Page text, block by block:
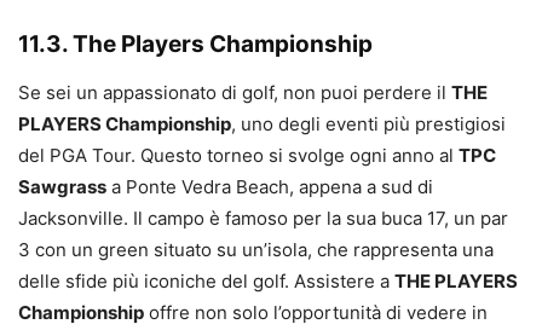
11.3. The Players Championship
Se sei un appassionato di golf, non puoi perdere il THE
PLAYERS Championship, uno degli eventi più prestigiosi
del PGA Tour. Questo torneo si svolge ogni anno al TPC
Sawgrass a Ponte Vedra Beach, appena a sud di
Jacksonville. Il campo è famoso per la sua buca 17, un par
3 con un green situato su un’isola, che rappresenta una
delle sfide più iconiche del golf. Assistere a THE PLAYERS
Championship offre non solo l’opportunità di vedere in